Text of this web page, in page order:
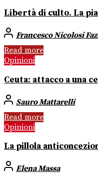
Libertà di culto. La
Francesco Nicolosi
Read more
Opinioni
Ceuta: attacco a una
Sauro Mattarelli
Read more
Opinioni
La pillola
Elena Massa